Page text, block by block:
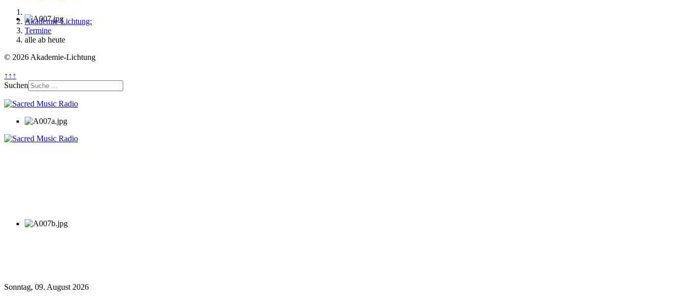
Akademie-Lichtung:
Termine
alle ab heute
© 2026 Akademie-Lichtung
↑↑↑
Suchen
Sonntag, 09. August 2026